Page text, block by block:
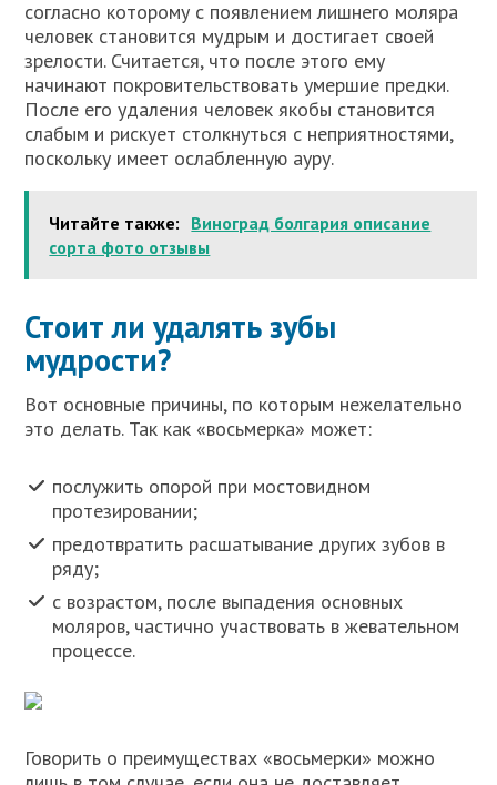
согласно которому с появлением лишнего моляра
человек становится мудрым и достигает своей
зрелости. Считается, что после этого ему
начинают покровительствовать умершие предки.
После его удаления человек якобы становится
слабым и рискует столкнуться с неприятностями,
поскольку имеет ослабленную ауру.
Читайте также: Виноград болгария описание
сорта фото отзывы
Стоит ли удалять зубы
мудрости?
Вот основные причины, по которым нежелательно
это делать. Так как «восьмерка» может:
послужить опорой при мостовидном
протезировании;
предотвратить расшатывание других зубов в
ряду;
с возрастом, после выпадения основных
моляров, частично участвовать в жевательном
процессе.
Говорить о преимуществах «восьмерки» можно